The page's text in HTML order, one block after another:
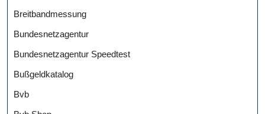
Breitbandmessung
Bundesnetzagentur
Bundesnetzagentur Speedtest
Bußgeldkatalog
Bvb